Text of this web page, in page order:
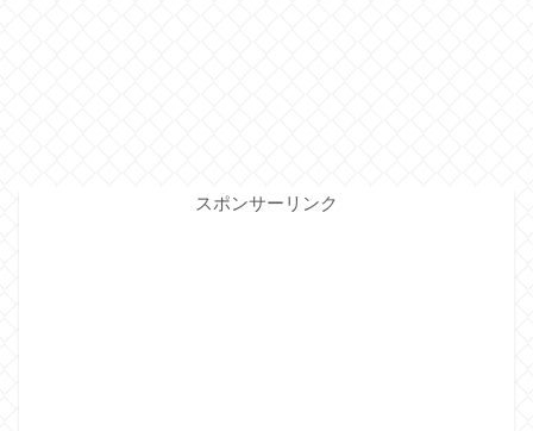
スポンサーリンク